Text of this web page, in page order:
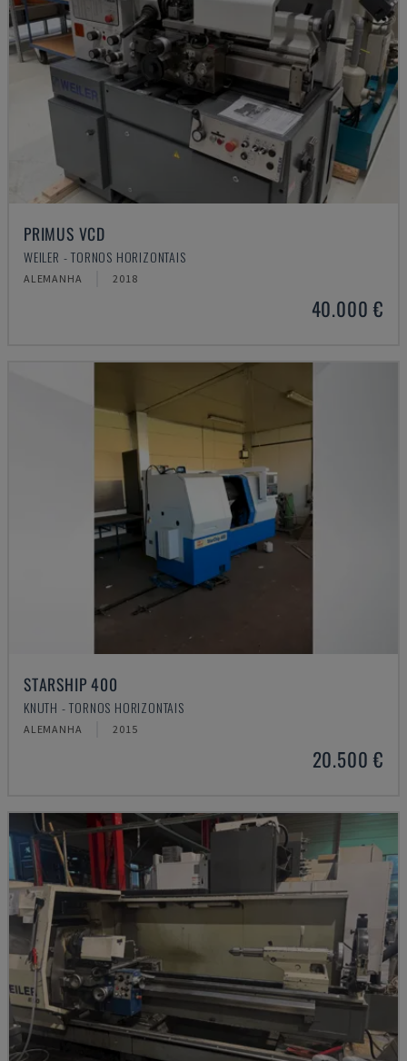
PRIMUS VCD
WEILER - TORNOS HORIZONTAIS
ALEMANHA 2018
40.000 €
STARSHIP 400
KNUTH - TORNOS HORIZONTAIS
ALEMANHA 2015
20.500 €